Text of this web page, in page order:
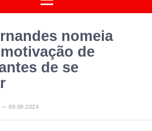
nomeia
de
de se
— 09.09.2024